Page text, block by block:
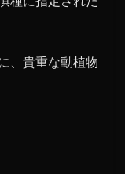
、貴重な動植物